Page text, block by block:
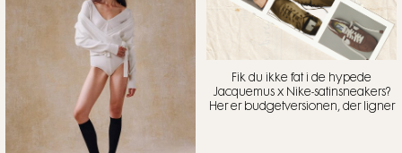
Fik du ikke fat i de hypede
Jacquemus x Nike-satinsneakers?
Her er budgetversionen, der ligner